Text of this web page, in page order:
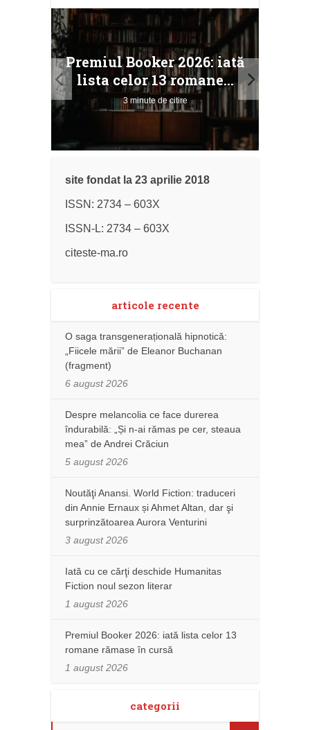
Premiul Booker 2026: iată
lista celor 13 romane...
3 minute de citire
site fondat la 23 aprilie 2018
ISSN: 2734 – 603X
ISSN-L: 2734 – 603X
citeste-ma.ro
articole recente
O saga transgenerațională hipnotică:
„Fiicele mării” de Eleanor Buchanan
(fragment)
6 august 2026
Despre melancolia ce face durerea
îndurabilă: „Și n-ai rămas pe cer, steaua
mea” de Andrei Crăciun
5 august 2026
Noutăţi Anansi. World Fiction: traduceri
din Annie Ernaux și Ahmet Altan, dar şi
surprinzătoarea Aurora Venturini
3 august 2026
Iată cu ce cărţi deschide Humanitas
Fiction noul sezon literar
1 august 2026
Premiul Booker 2026: iată lista celor 13
romane rămase în cursă
1 august 2026
categorii